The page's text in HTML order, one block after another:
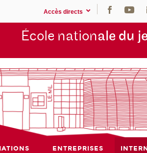
Accès directs
École nationale du
ENTREPRISES